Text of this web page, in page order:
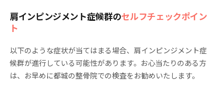
肩インピンジメント症候群のセルフチェックポイン
ト
以下のような症状が当てはまる場合、肩インピンジメント症
候群が進行している可能性があります。お心当たりのある方
は、お早めに都城の整骨院での検査をお勧めいたします。